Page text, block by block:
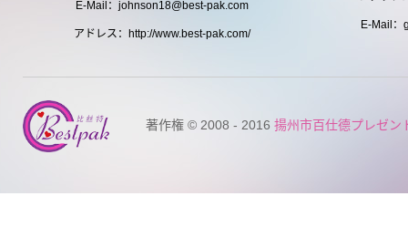
E-Mail：johnson18@best-pak.com
アドレス：http://www.best-pak.com/
E-Mail：
著作権 © 2008 - 2016 揚州市百仕德プレゼン